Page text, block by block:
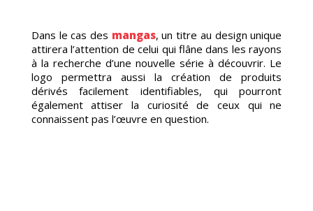
Dans le cas des mangas, un titre au design unique
attirera l’attention de celui qui flâne dans les rayons
à la recherche d’une nouvelle série à découvrir. Le
logo permettra aussi la création de produits
dérivés facilement identifiables, qui pourront
également attiser la curiosité de ceux qui ne
connaissent pas l’œuvre en question.